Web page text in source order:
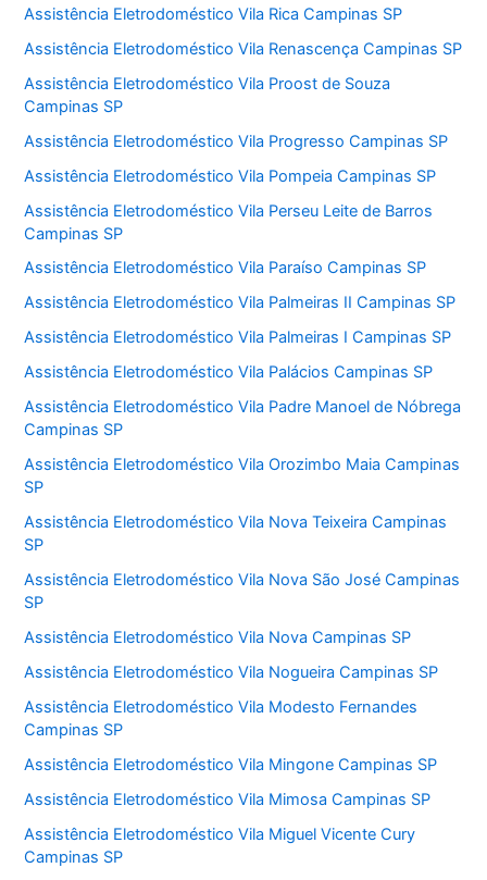
Assistência Eletrodoméstico Vila Rica Campinas SP
Assistência Eletrodoméstico Vila Renascença Campinas SP
Assistência Eletrodoméstico Vila Proost de Souza
Campinas SP
Assistência Eletrodoméstico Vila Progresso Campinas SP
Assistência Eletrodoméstico Vila Pompeia Campinas SP
Assistência Eletrodoméstico Vila Perseu Leite de Barros
Campinas SP
Assistência Eletrodoméstico Vila Paraíso Campinas SP
Assistência Eletrodoméstico Vila Palmeiras II Campinas SP
Assistência Eletrodoméstico Vila Palmeiras I Campinas SP
Assistência Eletrodoméstico Vila Palácios Campinas SP
Assistência Eletrodoméstico Vila Padre Manoel de Nóbrega
Campinas SP
Assistência Eletrodoméstico Vila Orozimbo Maia Campinas
SP
Assistência Eletrodoméstico Vila Nova Teixeira Campinas
SP
Assistência Eletrodoméstico Vila Nova São José Campinas
SP
Assistência Eletrodoméstico Vila Nova Campinas SP
Assistência Eletrodoméstico Vila Nogueira Campinas SP
Assistência Eletrodoméstico Vila Modesto Fernandes
Campinas SP
Assistência Eletrodoméstico Vila Mingone Campinas SP
Assistência Eletrodoméstico Vila Mimosa Campinas SP
Assistência Eletrodoméstico Vila Miguel Vicente Cury
Campinas SP